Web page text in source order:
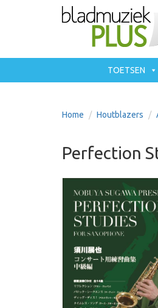
TOETSEN
Home Houtblazers
Perfection